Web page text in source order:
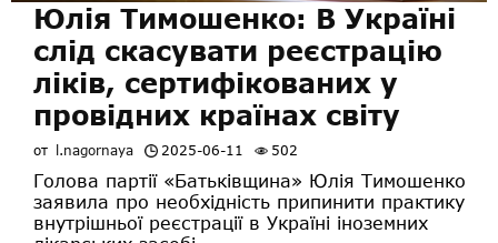
Юлія Тимошенко: В Україні
слід скасувати реєстрацію
ліків, сертифікованих у
провідних країнах світу
от l.nagornaya 2025-06-11 502
Голова партії «Батьківщина» Юлія Тимошенко
заявила про необхідність припинити практику
внутрішньої реєстрації в Україні іноземних